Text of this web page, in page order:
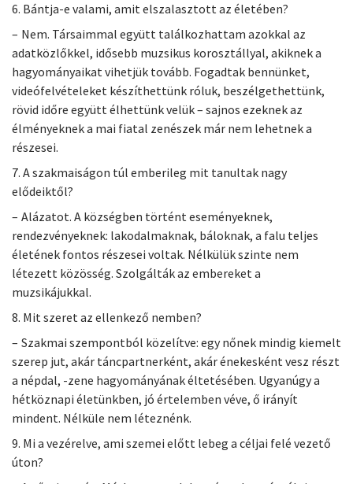
6. Bántja-e valami, amit elszalasztott az életében?
– Nem. Társaimmal együtt találkozhattam azokkal az
adatközlőkkel, idősebb muzsikus korosztállyal, akiknek a
hagyományaikat vihetjük tovább. Fogadtak bennünket,
videófelvételeket készíthettünk róluk, beszélgethettünk,
rövid időre együtt élhettünk velük – sajnos ezeknek az
élményeknek a mai fia­tal zenészek már nem lehetnek a
részesei.
7. A szakmaiságon túl emberileg mit tanultak nagy
elődeiktől?
– Alázatot. A községben történt eseményeknek,
rendezvényeknek: lakodalmaknak, báloknak, a falu teljes
életének fontos részesei voltak. Nélkülük szinte nem
létezett közösség. Szolgálták az embereket a
muzsikájukkal.
8. Mit szeret az ellenkező nemben?
– Szakmai szempontból közelítve: egy nőnek mindig kiemelt
szerep jut, akár táncpartnerként, akár énekesként vesz részt
a népdal, -zene hagyományának éltetésében. Ugyanúgy a
hétköznapi életünkben, jó értelemben véve, ő irányít
mindent. Nélküle nem léteznénk.
9. Mi a vezérelve, ami szemei előtt lebeg a céljai felé vezető
úton?